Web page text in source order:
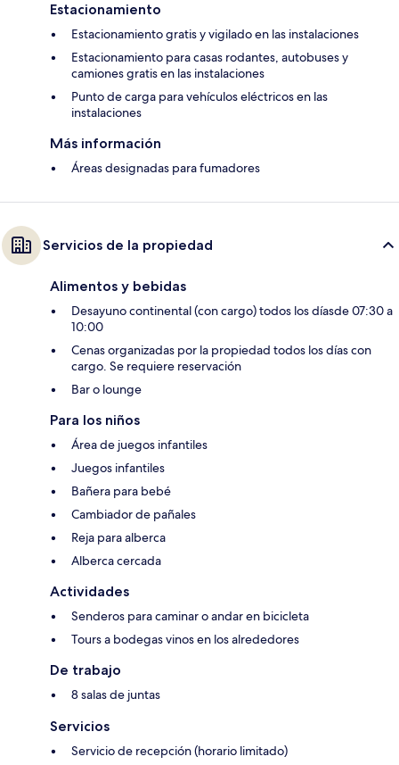
Estacionamiento
Estacionamiento gratis y vigilado en las instalaciones
Estacionamiento para casas rodantes, autobuses y
camiones gratis en las instalaciones
Punto de carga para vehículos eléctricos en las
instalaciones
Más información
Áreas designadas para fumadores
Servicios de la propiedad
Alimentos y bebidas
Desayuno continental (con cargo) todos los díasde 07:30 a
10:00
Cenas organizadas por la propiedad todos los días con
cargo. Se requiere reservación
Bar o lounge
Para los niños
Área de juegos infantiles
Juegos infantiles
Bañera para bebé
Cambiador de pañales
Reja para alberca
Alberca cercada
Actividades
Senderos para caminar o andar en bicicleta
Tours a bodegas vinos en los alrededores
De trabajo
8 salas de juntas
Servicios
Servicio de recepción (horario limitado)